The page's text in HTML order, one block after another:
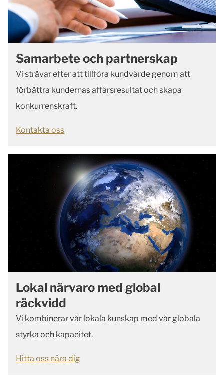
Samarbete och partnerskap
Vi strävar efter att tillföra kundvärde genom att
förbättra kundernas affärsresultat och skapa
konkurrenskraft.
Kontakta oss
Lokal närvaro med global
räckvidd
Vi kombinerar vår lokala kunskap med vår globala
styrka och kapacitet.
Hitta oss nära dig